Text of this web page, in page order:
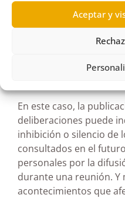
Aceptar y
mantenidas por los
derecho de acceso a
ocasiones la
En este caso, la
deliberaciones puede
inhibición o silencio de
consultados en el
personales por la
durante una reunión. Y
acontecimientos que